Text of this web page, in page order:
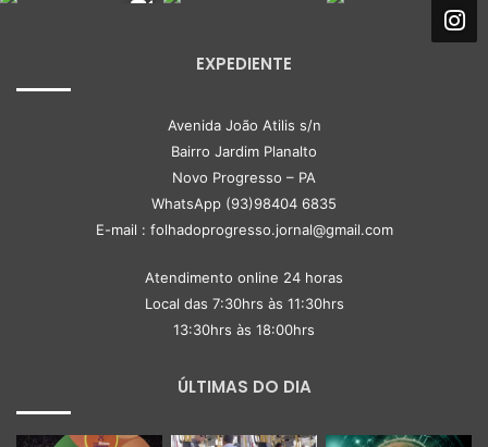
EXPEDIENTE
Avenida João Atilis s/n
Bairro Jardim Planalto
Novo Progresso – PA
WhatsApp (93)98404 6835
E-mail : folhadoprogresso.jornal@gmail.com
Atendimento online 24 horas
Local das 7:30hrs às 11:30hrs
13:30hrs às 18:00hrs
ÚLTIMAS DO DIA